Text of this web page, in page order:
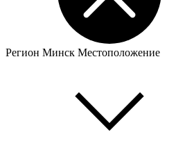
Регион Минск Местоположение